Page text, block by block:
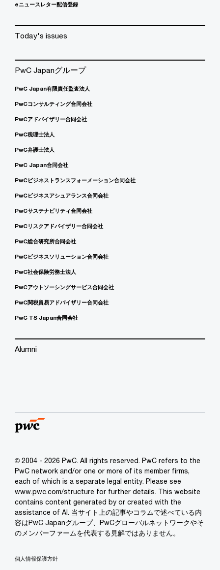
eニュースレター配信登録
Today's issues
PwC Japanグループ
PwC Japan有限責任監査法人
PwCコンサルティング合同会社
PwCアドバイザリー合同会社
PwC税理士法人
PwC弁護士法人
PwC Japan合同会社
PwCビジネストランスフォーメーション合同会社
PwCビジネスアシュアランス合同会社
PwCサステナビリティ合同会社
PwCリスクアドバイザリー合同会社
PwC総合研究所合同会社
PwCビジネスソリューション合同会社
PwC社会保険労務士法人
PwCアウトソーシングサービス合同会社
PwC関税貿易アドバイザリー合同会社
PwC TS Japan合同会社
Alumni
© 2004 - 2026 PwC. All rights reserved. PwC refers to the
PwC network and/or one or more of its member firms,
each of which is a separate legal entity. Please see
www.pwc.com/structure for further details. This website
contains content generated by or created with the
assistance of AI. 当サイト上の記事やコラムで述べている内
容はPwC Japanグループ、PwCグローバルネットワークやそ
のメンバーファームを代表する見解ではありません。
個人情報保護方針